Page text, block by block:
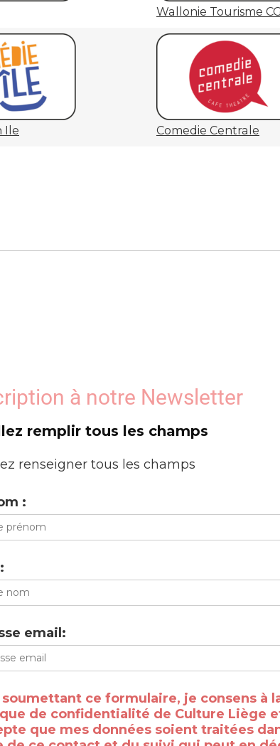
Wallonie Tourisme
Ile Comedie Centrale
à notre Newsletter
remplir tous les champs
renseigner tous les champs
:
email:
soumettant ce formulaire, je consens à
de confidentialité de Culture Liège
que mes données soient traitées